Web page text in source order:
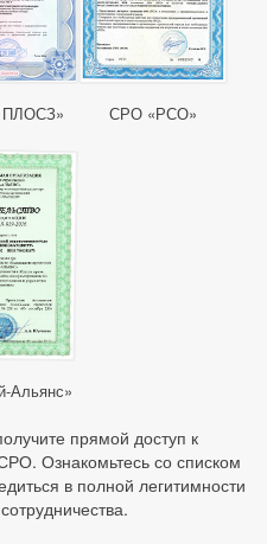
СРО «РСО»
Альянс»
прямой доступ к
Ознакомьтесь со списком
в полной легитимности